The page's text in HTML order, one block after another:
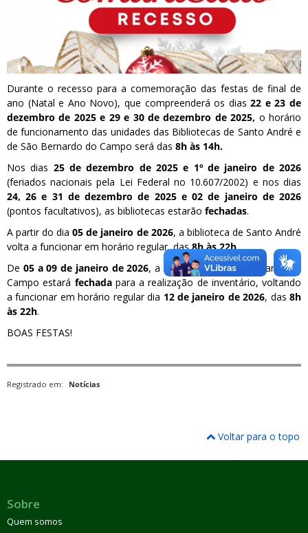
Durante o recesso para a comemoração das festas de final de
ano (Natal e Ano Novo), que compreenderá os dias22 e23 de
dezembro de 2025 e 29 e 30 de dezembro de 2025, o horário
de funcionamento das unidades das Bibliotecas de Santo André e
de São Bernardo do Campo será das 8h às 14h.
Nos dias 25 de dezembro de 2025 e 1º de janeiro de 2026
(feriados nacionais pela Lei Federal no 10.607/2002) e nos dias
24, 26 e 31 dedezembro de 2025 e 02 de janeiro de 2026
(pontos facultativos), as bibliotecas estarão fechadas.
A partir do dia05 de janeiro de 2026, a biblioteca de Santo André
volta a funcionar em horário regular, das8h às 22h.
De 05 a 09 de janeiro de 2026, a biblioteca de São Bernardo do
Campo estará fechadapara a realização de inventário, voltando
a funcionar em horário regular dia 12 de janeiro de 2026, das 8h
às 22h.
BOAS FESTAS!
Registrado em: Notícias
Voltar para o topo
Sobre
Quem somos